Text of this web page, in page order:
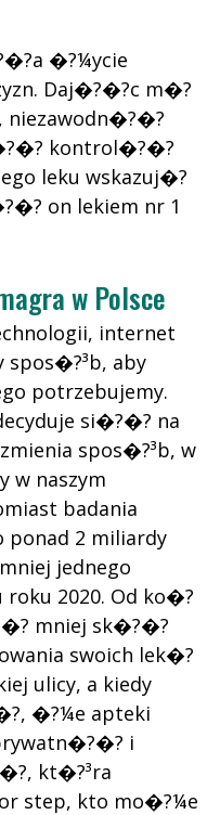
�?¼ycie
Daj�?�?c m�?
kontrol�?�?
leku wskazuj�?
on lekiem nr 1
w Polsce
internet
aby
potrzebujemy.
si�?�? na
spos�?³b, w
w naszym
badania
2 miliardy
jednego
2020. Od ko�?
mniej sk�?�?
swoich lek�?
ulicy, a kiedy
�?¼e apteki
i
kt�?³ra
step, kto mo�?¼e